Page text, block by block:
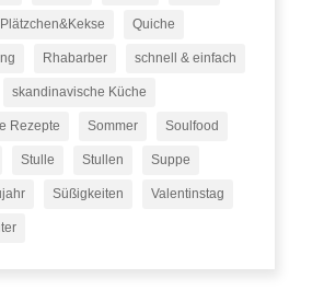
Plätzchen&Kekse Quiche
Rhabarber schnell & einfach
skandinavische Küche
Rezepte Sommer Soulfood
Stulle Stullen Suppe
Süßigkeiten Valentinstag